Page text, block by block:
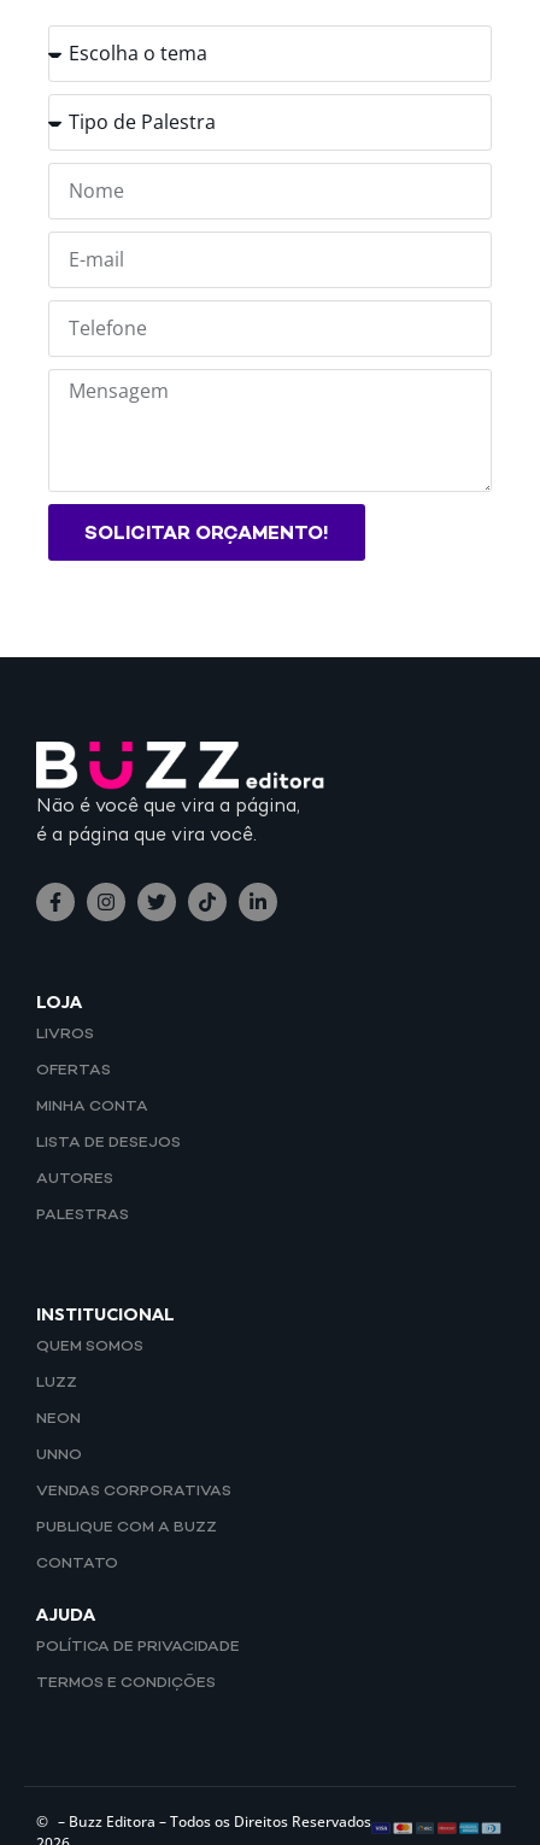
SOLICITAR ORÇAMENTO!
Não é você que vira a página,
é a página que vira você.
LOJA
LIVROS
OFERTAS
MINHA CONTA
LISTA DE DESEJOS
AUTORES
PALESTRAS
INSTITUCIONAL
QUEM SOMOS
LUZZ
NEON
UNNO
VENDAS CORPORATIVAS
PUBLIQUE COM A BUZZ
CONTATO
AJUDA
POLÍTICA DE PRIVACIDADE
TERMOS E CONDIÇÕES
© – Buzz Editora – Todos os Direitos Reservados